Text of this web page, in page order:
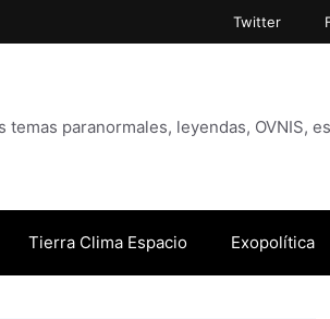
Twitter
temas paranormales, leyendas, OVNIS,
Tierra Clima Espacio Exopolítica